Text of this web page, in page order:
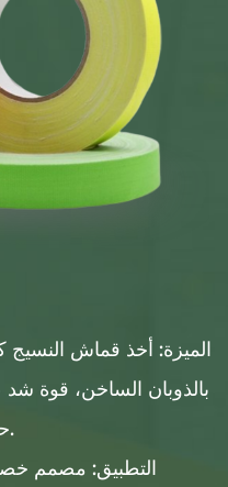
بالذوبان الساخن، قوة شد
حرارة الخدمة: 5-70 درجة مئوية.